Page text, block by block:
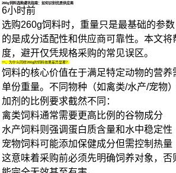
260g饲料选购避坑指南：如何识别优质供应商
6小时前
选购260g饲料时，重量只是最基础的参
的是成分适配性和供应商可靠性。本文将
度，避开仅凭规格采购的常见误区。
一、为什么同样260g的饲料效果差异显著？
饲料的核心价值在于满足特定动物的营养
单份重量。不同物种（如禽类/水产/宠物
加剂的比例要求截然不同：
禽类饲料通常需要更高比例的谷物成分
水产饲料则强调蛋白质含量和水中稳定性
宠物饲料可能添加保健成分但需控制热量
这意味着采购前必须先明确饲养对象，否